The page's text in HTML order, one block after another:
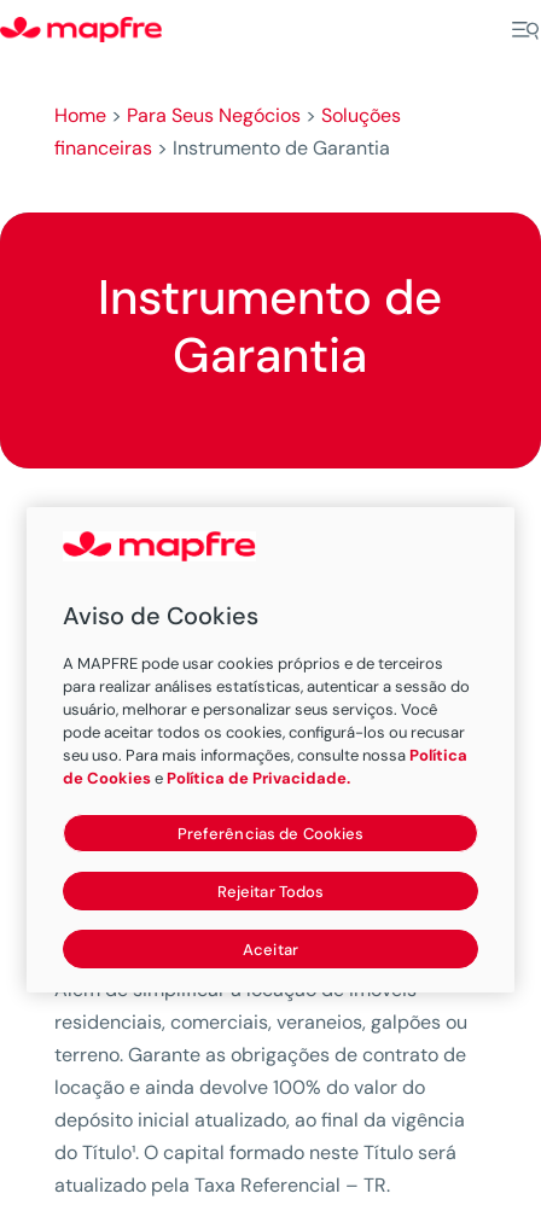
Home> Para Seus Negócios> Soluções
financeiras> Instrumento de Garantia
Instrumento de
Garantia
Descrição
Como contratar
Benefícios
Condições Gerais
O Instrumento de Garantia é um produto para
facilitar o processo de locação de um imóvel. Ele
substitui o fiador e dispensa a análise cadastral,
de forma rápida, tranquila e sem burocracia.
Além de simplificar a locação de imóveis
residenciais, comerciais, veraneios, galpões ou
terreno. Garante as obrigações de contrato de
locação e ainda devolve 100% do valor do
depósito inicial atualizado, ao final da vigência
do Título¹. O capital formado neste Título será
atualizado pela Taxa Referencial – TR.
Aviso de Cookies
A MAPFRE pode usar cookies próprios e de terceiros
para realizar análises estatísticas, autenticar a sessão do
usuário, melhorar e personalizar seus serviços. Você
pode aceitar todos os cookies, configurá-los ou recusar
seu uso. Para mais informações, consulte nossaPolítica
de CookiesePolítica de Privacidade.
Preferências de Cookies
Rejeitar Todos
Aceitar